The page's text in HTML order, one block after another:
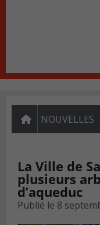
NOUVELLES
La Ville de
plusieurs
d’aqueduc
Publié le 8